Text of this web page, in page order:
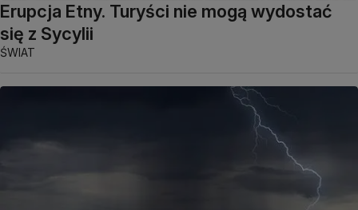
Erupcja Etny. Turyści nie mogą wydostać
się z Sycylii
ŚWIAT